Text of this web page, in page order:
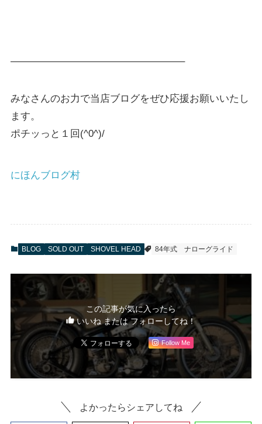
—————————————————–
みなさんのお力で当店ブログをぜひ応援お願いいたし
ます。
ポチッっと１回(^0^)/
この記事が気に入ったら
いいね または フォローしてね！
Follow Me